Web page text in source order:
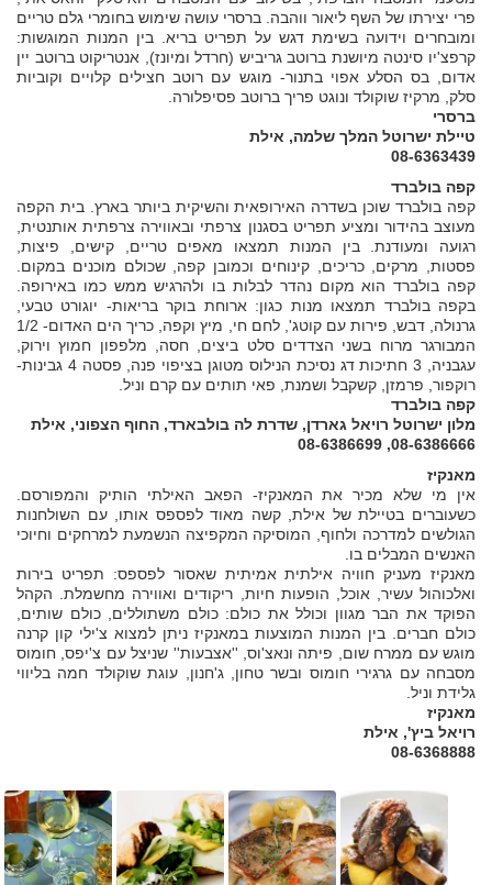
פרי יצירתו של השף ליאור ווהבה. ברסרי עושה שימוש בחומרי גלם טריים
ומובחרים וידועה בשימת דגש על תפריט בריא. בין המנות המוגשות:
קרפצ'יו סינטה מיושנת ברוטב גריביש (חרדל ומיונז), אנטריקוט ברוטב יין
אדום, בס הסלע אפוי בתנור- מוגש עם רוטב חצילים קלויים וקוביות
סלק, מרקיז שוקולד ונוגט פריך ברוטב פסיפלורה.
ברסרי
טיילת ישרוטל המלך שלמה, אילת
08-6363439
קפה בולברד
קפה בולברד שוכן בשדרה האירופאית והשיקית ביותר בארץ. בית הקפה
מעוצב בהידור ומציע תפריט בסגנון צרפתי ובאווירה צרפתית אותנטית,
רגועה ומעודנת. בין המנות תמצאו מאפים טריים, קישים, פיצות,
פסטות, מרקים, כריכים, קינוחים וכמובן קפה, שכולם מוכנים במקום.
קפה בולברד הוא מקום נהדר לבלות בו ולהרגיש ממש כמו באירופה.
בקפה בולברד תמצאו מנות כגון: ארוחת בוקר בריאות- יוגורט טבעי,
גרנולה, דבש, פירות עם קוטג', לחם חי, מיץ וקפה, כריך הים האדום- 1/2
המבורגר מרוח בשני הצדדים סלט ביצים, חסה, מלפפון חמוץ וירוק,
עגבניה, 3 חתיכות דג נסיכת הנילוס מטוגן בציפוי פנה, פסטה 4 גבינות-
רוקפור, פרמזן, קשקבל ושמנת, פאי תותים עם קרם וניל.
קפה בולברד
מלון ישרוטל רויאל גארדן, שדרת לה בולבארד, החוף הצפוני, אילת
08-6386666, 08-6386699
מאנקיז
אין מי שלא מכיר את המאנקיז- הפאב האילתי הותיק והמפורסם.
כשעוברים בטיילת של אילת, קשה מאוד לפספס אותו, עם השולחנות
הגולשים למדרכה ולחוף, המוסיקה המקפיצה הנשמעת למרחקים וחיוכי
האנשים המבלים בו.
מאנקיז מעניק חוויה אילתית אמיתית שאסור לפספס: תפריט בירות
ואלכוהול עשיר, אוכל, הופעות חיות, ריקודים ואווירה מחשמלת. הקהל
הפוקד את הבר מגוון וכולל את כולם: כולם משתוללים, כולם שותים,
כולם חברים. בין המנות המוצעות במאנקיז ניתן למצוא צ'ילי קון קרנה
מוגש עם ממרח שום, פיתה ונאצ'וס, ''אצבעות'' שניצל עם צ'יפס, חומוס
מסבחה עם גרגירי חומוס ובשר טחון, ג'חנון, עוגת שוקולד חמה בליווי
גלידת וניל.
מאנקיז
רויאל ביץ', אילת
08-6368888